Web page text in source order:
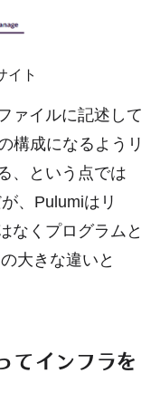
イト
ァイルに記述して
構成になるようリ
、という点では
、Pulumiはリ
なくプログラムと
大きな違いと
てインフラを